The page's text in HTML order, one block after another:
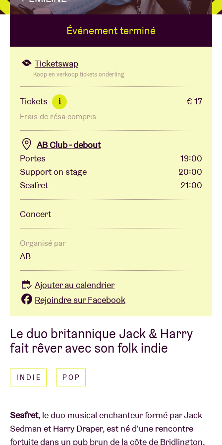
Location de salles
BRDCST
Chèque-concert
À propos de l'AB
Contact
Le duo britannique Jack & Harry
fait rêver avec son folk indie
INDIE POP
Seafret, le duo musical enchanteur formé par Jack
Sedman et Harry Draper, est né d'une rencontre
fortuite dans un pub brun de la côte de Bridlington,
Événement terminé
Ticketswap
Koop en verkoop tickets onderling
Tickets i € 17
Frais de résa compris
AB Club - debout
Portes
19:00
Support on stage
20:00
Seafret
21:00
Concert
Organisé par
AB
Ajouter au calendrier
Rejoindre sur Facebook